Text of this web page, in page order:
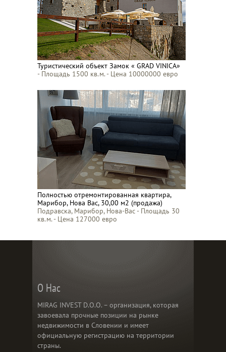
Туристический объект Замок « GRAD VINICA»
- Площадь 1500 кв.м. - Цена 10000000 евро
Полностью отремонтированная квартира,
Марибор, Нова Вас, 30,00 м2 (продажа)
Подравска, Марибор, Нова-Вас - Площадь 30
кв.м. - Цена 127000 евро
О Нас
MIRAG INVEST D.O.O. – организация, которая
завоевала прочные позиции на рынке
недвижимости в Словении и имеет
официальную регистрацию на территории
страны.